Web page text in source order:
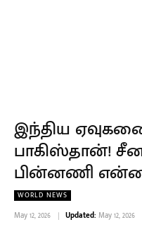
இந்திய
பாகிஸ்தான்!
பின்னணி
WORLD NEWS
May 12, 2026 Updated: May 12, 2026